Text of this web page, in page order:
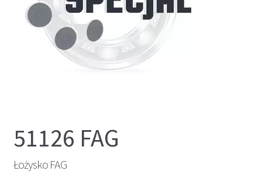
51126 FAG
Łożysko FAG